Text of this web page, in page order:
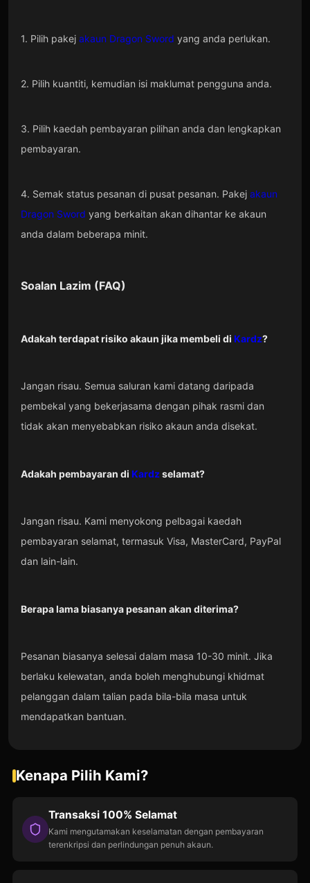
1. Pilih pakej akaun Dragon Sword yang anda perlukan.
2. Pilih kuantiti, kemudian isi maklumat pengguna anda.
3. Pilih kaedah pembayaran pilihan anda dan lengkapkan
pembayaran.
4. Semak status pesanan di pusat pesanan. Pakej akaun
Dragon Sword yang berkaitan akan dihantar ke akaun
anda dalam beberapa minit.
Soalan Lazim (FAQ)
Adakah terdapat risiko akaun jika membeli di Kardz?
Jangan risau. Semua saluran kami datang daripada
pembekal yang bekerjasama dengan pihak rasmi dan
tidak akan menyebabkan risiko akaun anda disekat.
Adakah pembayaran di Kardzselamat?
Jangan risau. Kami menyokong pelbagai kaedah
pembayaran selamat, termasuk Visa, MasterCard, PayPal
dan lain-lain.
Berapa lama biasanya pesanan akan diterima?
Pesanan biasanya selesai dalam masa 10-30 minit. Jika
berlaku kelewatan, anda boleh menghubungi khidmat
pelanggan dalam talian pada bila-bila masa untuk
mendapatkan bantuan.
Kenapa Pilih Kami?
Transaksi 100% Selamat
Kami mengutamakan keselamatan dengan pembayaran
terenkripsi dan perlindungan penuh akaun.